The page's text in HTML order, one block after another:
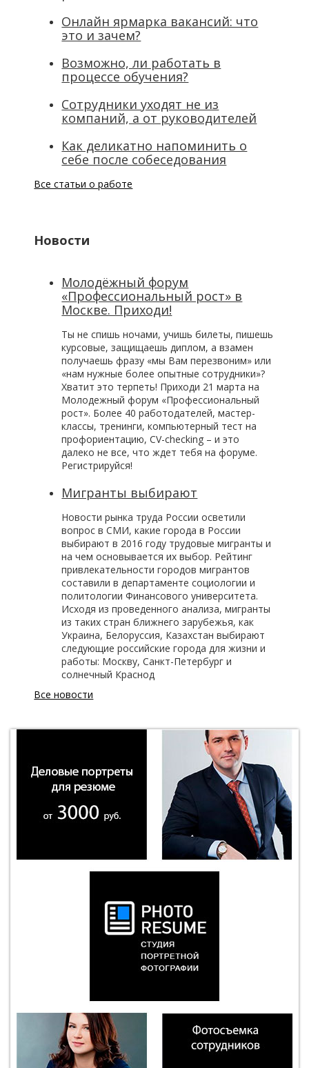
Онлайн ярмарка вакансий: что
это и зачем?
Возможно, ли работать в
процессе обучения?
Сотрудники уходят не из
компаний, а от руководителей
Как деликатно напоминить о
себе после собеседования
Все статьи о работе
Новости
Молодёжный форум
«Профессиональный рост» в
Москве. Приходи!
Ты не спишь ночами, учишь билеты, пишешь
курсовые, защищаешь диплом, а взамен
получаешь фразу «мы Вам перезвоним» или
«нам нужные более опытные сотрудники»?
Хватит это терпеть! Приходи 21 марта на
Молодежный форум «Профессиональный
рост». Более 40 работодателей, мастер-
классы, тренинги, компьютерный тест на
профориентацию, CV-checking – и это
далеко не все, что ждет тебя на форуме.
Регистрируйся!
Мигранты выбирают
Новости рынка труда России осветили
вопрос в СМИ, какие города в России
выбирают в 2016 году трудовые мигранты и
на чем основывается их выбор. Рейтинг
привлекательности городов мигрантов
составили в департаменте социологии и
политологии Финансового университета.
Исходя из проведенного анализа, мигранты
из таких стран ближнего зарубежья, как
Украина, Белоруссия, Казахстан выбирают
следующие российские города для жизни и
работы: Москву, Санкт-Петербург и
солнечный Краснод
Все новости